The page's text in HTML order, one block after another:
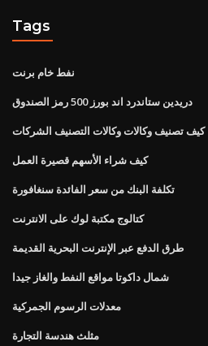
Tags
نفط خام برنت
دريدين ستاندرد اند بورز 500 رمز الصندوق
كيف تصنيف وكالات وكالات التصنيف الشركات
كيف شراء الأسهم قصيرة العمل
تكلفة البنك من سعر الفائدة سنغافورة
كتالوج مكتبة لوك على الانترنت
طرق الدفع عبر الإنترنت البحرية القديمة
شمال داكوتا مواقع النفط والغاز جيدا
معدلات الرسوم الجمركية
مثلث هندسة التجارة